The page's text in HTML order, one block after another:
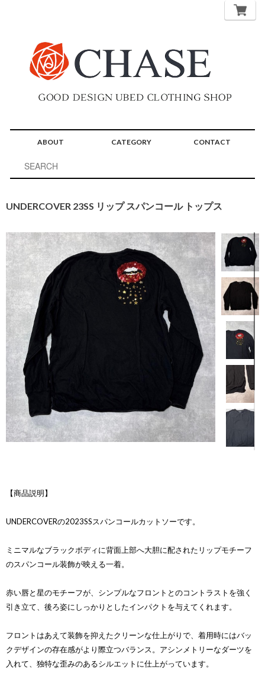
ABOUT CATEGORY CONTACT
UNDERCOVER 23SS リップ スパンコール トップス
【商品説明】
UNDERCOVERの2023SSスパンコールカットソーです。
ミニマルなブラックボディに背面上部へ大胆に配されたリップモチーフ
のスパンコール装飾が映える一着。
赤い唇と星のモチーフが、シンプルなフロントとのコントラストを強く
引き立て、後ろ姿にしっかりとしたインパクトを与えてくれます。
フロントはあえて装飾を抑えたクリーンな仕上がりで、着用時にはバッ
クデザインの存在感がより際立つバランス。アシンメトリーなダーツを
入れて、独特な歪みのあるシルエットに仕上がっています。